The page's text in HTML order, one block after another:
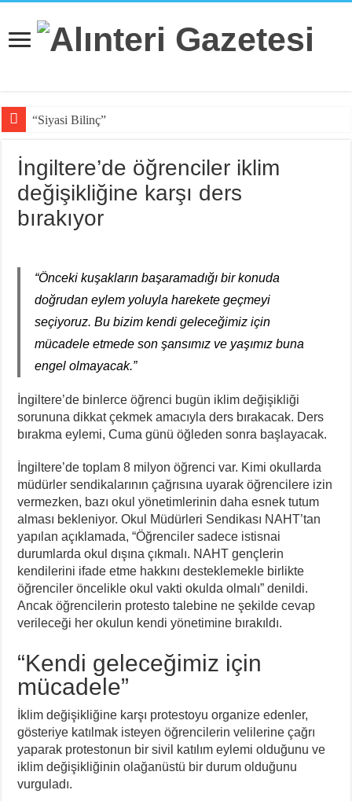
“Siyasi Bilinç” Kavramı
İngiltere’de öğrenciler iklim
değişikliğine karşı ders
bırakıyor
“Önceki kuşakların başaramadığı bir konuda
doğrudan eylem yoluyla harekete geçmeyi
seçiyoruz. Bu bizim kendi geleceğimiz için
mücadele etmede son şansımız ve yaşımız buna
engel olmayacak.”
İngiltere’de binlerce öğrenci bugün iklim değişikliği
sorununa dikkat çekmek amacıyla ders bırakacak. Ders
bırakma eylemi, Cuma günü öğleden sonra başlayacak.
İngiltere’de toplam 8 milyon öğrenci var. Kimi okullarda
müdürler sendikalarının çağrısına uyarak öğrencilere izin
vermezken, bazı okul yönetimlerinin daha esnek tutum
alması bekleniyor. Okul Müdürleri Sendikası NAHT’tan
yapılan açıklamada, “Öğrenciler sadece istisnai
durumlarda okul dışına çıkmalı. NAHT gençlerin
kendilerini ifade etme hakkını desteklemekle birlikte
öğrenciler öncelikle okul vakti okulda olmalı” denildi.
Ancak öğrencilerin protesto talebine ne şekilde cevap
verileceği her okulun kendi yönetimine bırakıldı.
“Kendi geleceğimiz için
mücadele”
İklim değişikliğine karşı protestoyu organize edenler,
gösteriye katılmak isteyen öğrencilerin velilerine çağrı
yaparak protestonun bir sivil katılım eylemi olduğunu ve
iklim değişikliğinin olağanüstü bir durum olduğunu
vurguladı.